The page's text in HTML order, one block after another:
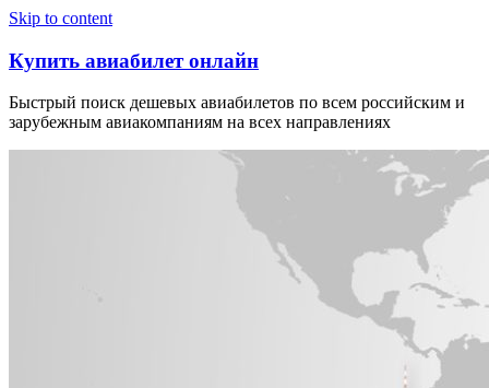
Skip to content
Купить авиабилет онлайн
Быстрый поиск дешевых авиабилетов по всем российским и
зарубежным авиакомпаниям на всех направлениях